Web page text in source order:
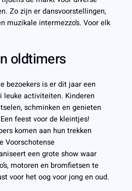
Zo zijn er dansvoorstellingen,
muzikale intermezzo’s. Voor elk
oldtimers
bezoekers is er dit jaar een
leuke activiteiten. Kinderen
schminken en genieten
feest voor de kleintjes!
komen aan hun trekken
Voorschotense
een grote show waar
motoren en bromfietsen te
voor het oog voor jong en oud.